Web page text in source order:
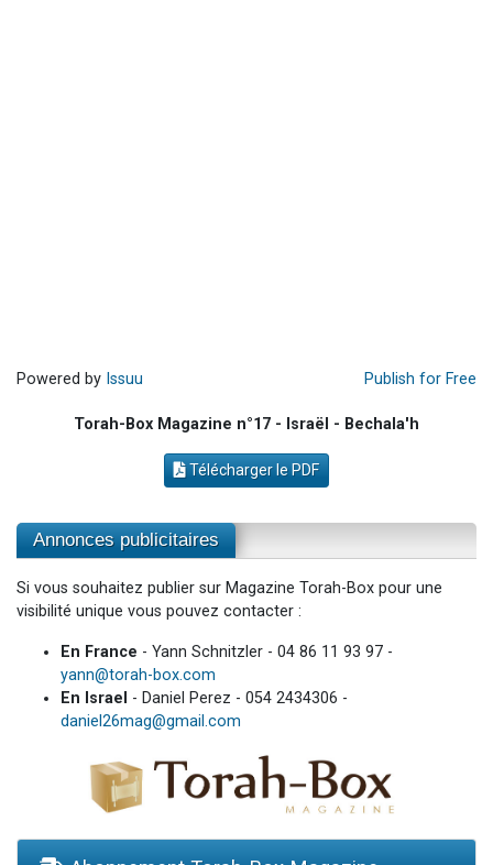
Powered by Issuu Publish for Free
Torah-Box Magazine n°17 - Israël - Bechala'h
Télécharger le PDF
Annonces publicitaires
Si vous souhaitez publier sur Magazine Torah-Box pour une
visibilité unique vous pouvez contacter :
En France - Yann Schnitzler - 04 86 11 93 97 -
yann@torah-box.com
En Israel - Daniel Perez - 054 2434306 -
daniel26mag@gmail.com